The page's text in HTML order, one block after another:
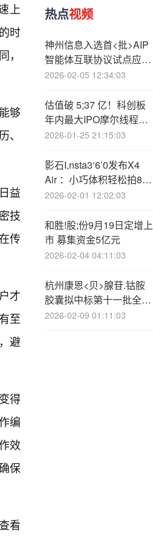
上
时
够
益
技
传
才
至
避
得
编
效
保
看
热点视频
神州信息入选首<批>AIP
智能体互联协议试点应用
单位
2026-02-05 12:34:03
估值破 5;37 亿！科创板
年内最大IPO摩尔线程来
了
2026-01-25 21:15:03
影石I,nsta3‘6’0发布X4
Air ：小巧体积轻松拍8K
视频 售价2399元起
2026-02-01 12:02:03
和胜!股;份9月19日定增上
市 募集资金5亿元
2026-02-04 04:11:03
杭州康恩<贝>腺苷.钴胺
胶囊拟中标第十一批全国
药品集中采购
2026-02-09 01:11:03